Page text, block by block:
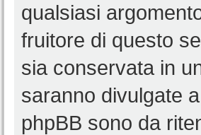
qualsiasi
fruitore di questo
sia conservata in
saranno divulgate
phpBB sono da